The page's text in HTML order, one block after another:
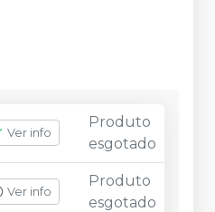
Ver info
Produto
esgotado
Ver info
Produto
esgotado